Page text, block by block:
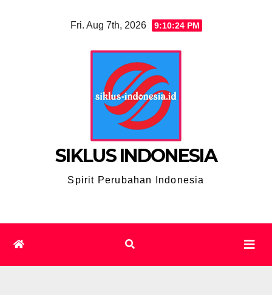
Fri. Aug 7th, 2026 9:10:25 PM
SIKLUS INDONESIA
Spirit Perubahan Indonesia